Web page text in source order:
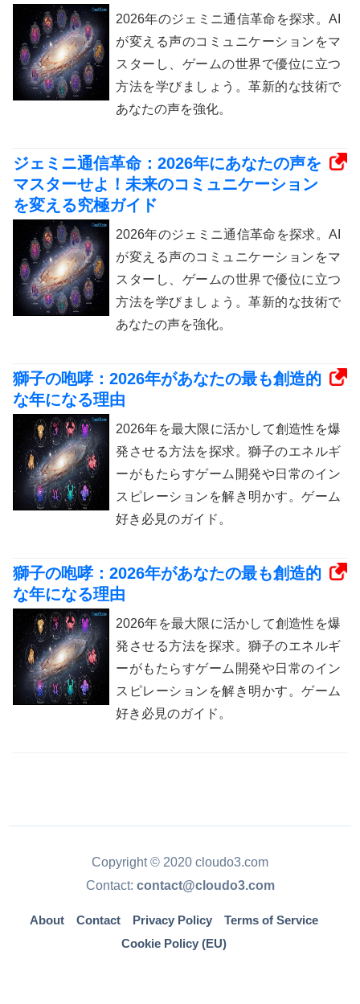
2026年のジェミニ通信革命を探求。AI
が変える声のコミュニケーションをマ
スターし、ゲームの世界で優位に立つ
方法を学びましょう。革新的な技術で
あなたの声を強化。
ジェミニ通信革命：2026年にあなたの声を
マスターせよ！未来のコミュニケーション
を変える究極ガイド
2026年のジェミニ通信革命を探求。AI
が変える声のコミュニケーションをマ
スターし、ゲームの世界で優位に立つ
方法を学びましょう。革新的な技術で
あなたの声を強化。
獅子の咆哮：2026年があなたの最も創造的
な年になる理由
2026年を最大限に活かして創造性を爆
発させる方法を探求。獅子のエネルギ
ーがもたらすゲーム開発や日常のイン
スピレーションを解き明かす。ゲーム
好き必見のガイド。
獅子の咆哮：2026年があなたの最も創造的
な年になる理由
2026年を最大限に活かして創造性を爆
発させる方法を探求。獅子のエネルギ
ーがもたらすゲーム開発や日常のイン
スピレーションを解き明かす。ゲーム
好き必見のガイド。
Copyright © 2020 cloudo3.com
Contact: contact@cloudo3.com
About Contact Privacy Policy
Terms of Service
Cookie Policy (EU)